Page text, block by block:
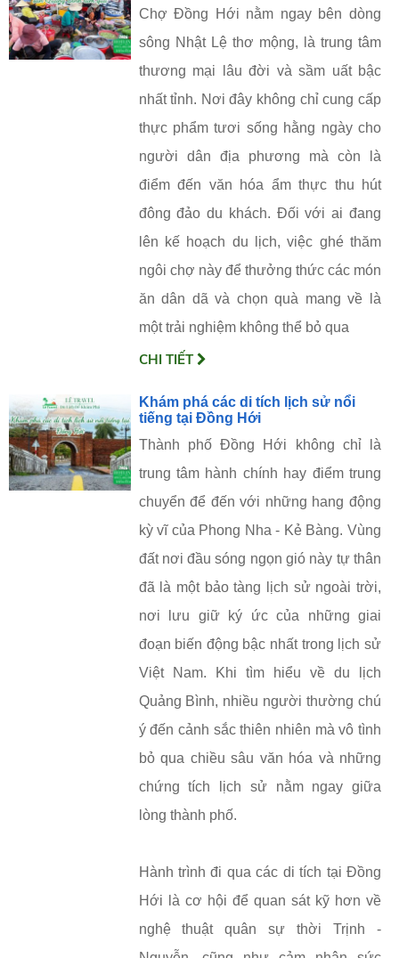
Chợ Đồng Hới nằm ngay bên dòng
sông Nhật Lệ thơ mộng, là trung tâm
thương mại lâu đời và sầm uất bậc
nhất tỉnh. Nơi đây không chỉ cung cấp
thực phẩm tươi sống hằng ngày cho
người dân địa phương mà còn là
điểm đến văn hóa ẩm thực thu hút
đông đảo du khách. Đối với ai đang
lên kế hoạch du lịch, việc ghé thăm
ngôi chợ này để thưởng thức các món
ăn dân dã và chọn quà mang về là
một trải nghiệm không thể bỏ qua
CHI TIẾT
Khám phá các di tích lịch sử nổi
tiếng tại Đồng Hới
Thành phố Đồng Hới không chỉ là
trung tâm hành chính hay điểm trung
chuyển để đến với những hang động
kỳ vĩ của Phong Nha - Kẻ Bàng. Vùng
đất nơi đầu sóng ngọn gió này tự thân
đã là một bảo tàng lịch sử ngoài trời,
nơi lưu giữ ký ức của những giai
đoạn biến động bậc nhất trong lịch sử
Việt Nam. Khi tìm hiểu về du lịch
Quảng Bình, nhiều người thường chú
ý đến cảnh sắc thiên nhiên mà vô tình
bỏ qua chiều sâu văn hóa và những
chứng tích lịch sử nằm ngay giữa
lòng thành phố.
Hành trình đi qua các di tích tại Đồng
Hới là cơ hội để quan sát kỹ hơn về
nghệ thuật quân sự thời Trịnh -